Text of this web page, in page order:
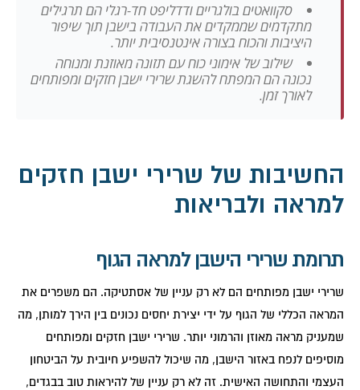
סקוואטים בולגריים ודדליפט חד-רגלי הם תרגילים
מתקדמים שממקדים את העבודה בישבן תוך שיפור
היציבות והכוח בצורה אינטנסיבית יותר.
שילוב של אימוני כוח עם תזונה מאוזנת ומנוחה
נכונה הם המפתח להשגת שרירי ישבן חזקים ומפותחים
לאורך זמן.
החשיבות של שרירי ישבן חזקים
למראה ולבריאות
תרומת שרירי הישבן למראה הגוף
שרירי ישבן מפותחים הם לא רק עניין של אסתטיקה. הם משפרים את
המראה הכללי של הגוף על ידי יצירת יחסים נכונים בין הירך למותן, מה
שמעניק מראה מאוזן והרמוני יותר. שרירי ישבן חזקים ומפותחים
מוסיפים לנפח באזור הישבן, מה שיכול להשפיע חיובית על הביטחון
העצמי והתחושה האישית. זה לא רק עניין של להיראות טוב בבגדים,